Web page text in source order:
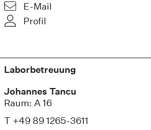
E-Mail
Profil
Laborbetreuung
Johannes Tancu
Raum: A 16
T +49 89 1265-3611